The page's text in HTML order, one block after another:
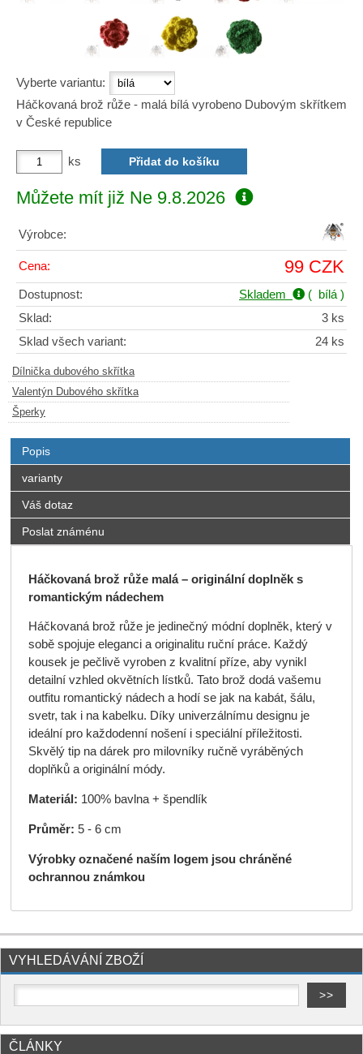
Vyberte variantu:
Háčkovaná brož růže - malá bílá vyrobeno Dubovým skřítkem
v České republice
ks
Můžete mít již Ne 9.8.2026
Výrobce:
Cena: 99 CZK
Dostupnost: Skladem
( bílá )
Sklad:
3 ks
Sklad všech variant:
24 ks
Dílnička dubového skřítka
Valentýn Dubového skřítka
Šperky
Popis
varianty
Váš dotaz
Poslat známénu
Háčkovaná brož růže malá – originální doplněk s
romantickým nádechem
Háčkovaná brož růže je jedinečný módní doplněk, který v
sobě spojuje eleganci a originalitu ruční práce. Každý
kousek je pečlivě vyroben z kvalitní příze, aby vynikl
detailní vzhled okvětních lístků. Tato brož dodá vašemu
outfitu romantický nádech a hodí se jak na kabát, šálu,
svetr, tak i na kabelku. Díky univerzálnímu designu je
ideální pro každodenní nošení i speciální příležitosti.
Skvělý tip na dárek pro milovníky ručně vyráběných
doplňků a originální módy.
Materiál: 100% bavlna + špendlík
Průměr: 5 - 6 cm
Výrobky označené naším logem jsou chráněné
ochrannou známkou
VYHLEDÁVÁNÍ ZBOŽÍ
ČLÁNKY